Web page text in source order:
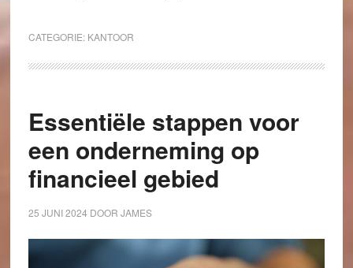
CATEGORIE: KANTOOR
Essentiële stappen voor
een onderneming op
financieel gebied
25 JUNI 2024 DOOR JAMES